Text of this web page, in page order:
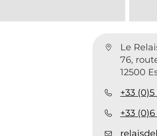
Le
76,
12500
+33
+33 (0)6